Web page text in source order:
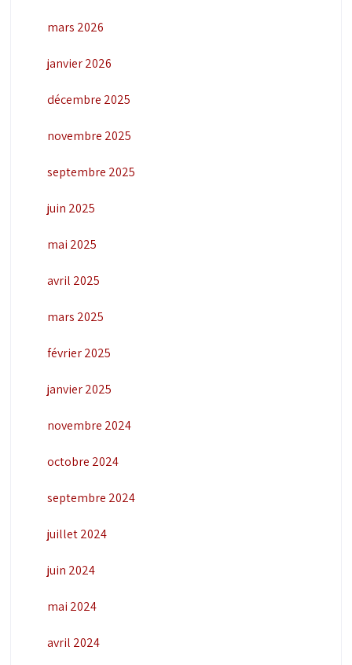
mars 2026
janvier 2026
décembre 2025
novembre 2025
septembre 2025
juin 2025
mai 2025
avril 2025
mars 2025
février 2025
janvier 2025
novembre 2024
octobre 2024
septembre 2024
juillet 2024
juin 2024
mai 2024
avril 2024